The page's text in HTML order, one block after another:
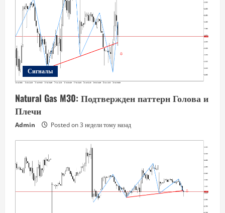
Сигналы
Natural Gas M30: Подтвержден паттерн Голова и
Плечи
Admin Posted on 3 недели тому назад